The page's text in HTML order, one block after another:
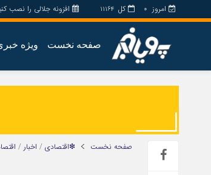
کل 11164 امروز 0 افزونه جلالی را نصب
صفحه نخست ویژه
سیاسی
فرهنگ
صفحه نخست ❇اقتصادی / اخبار /